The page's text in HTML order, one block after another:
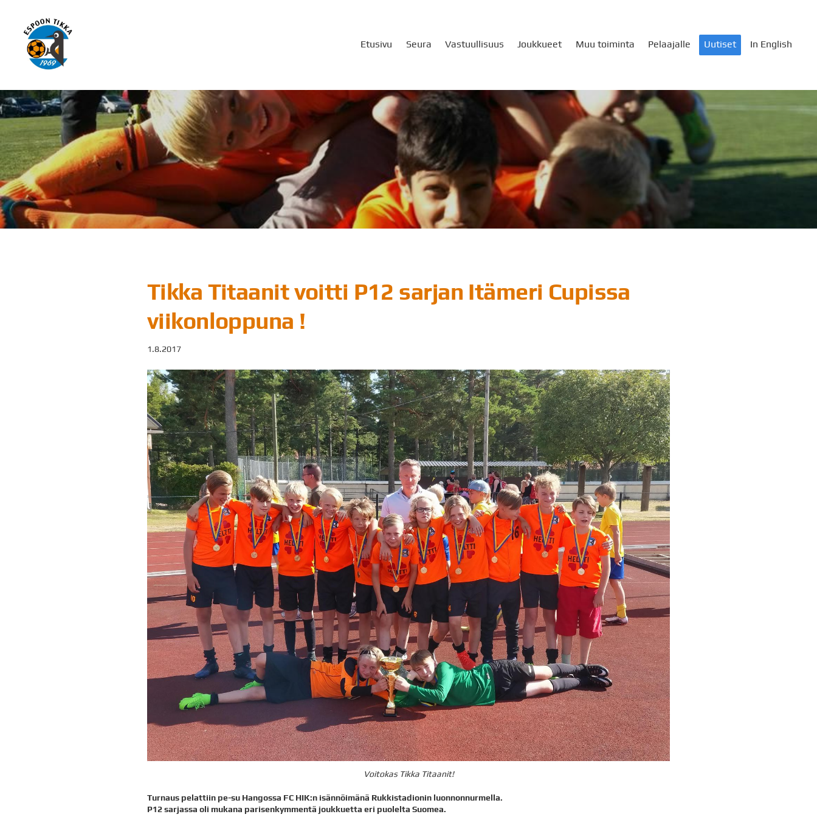
sisältöön
Espoon Tikka ry Etusivu Seura Vastuullisuus Joukkueet Muu toiminta Pelaajalle Uutiset In English
Tikka Titaanit voitti P12 sarjan Itämeri Cupissa
viikonloppuna !
1.8.2017
Voitokas Tikka Titaanit!
Turnaus pelattiin pe-su Hangossa FC HIK:n isännöimänä Rukkistadionin luonnonnurmella.
P12 sarjassa oli mukana parisenkymmentä joukkuetta eri puolelta Suomea.